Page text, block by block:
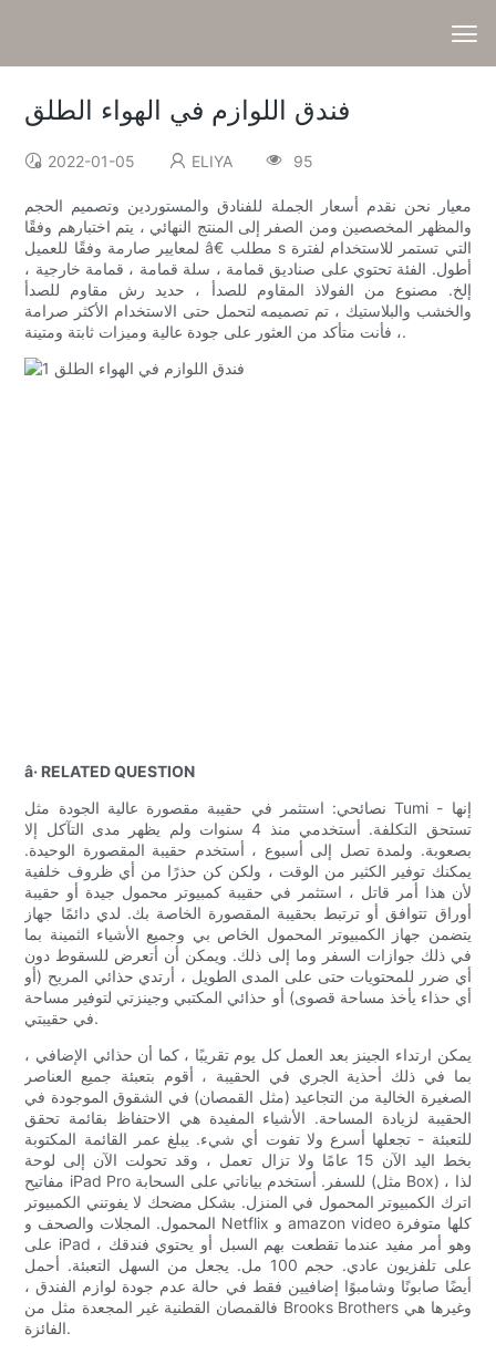
فندق اللوازم في الهواء الطلق
2022-01-05 ELIYA 95
معيار نحن نقدم أسعار الجملة للفنادق والمستوردين وتصميم الحجم
والمظهر المخصصين ومن الصفر إلى المنتج النهائي ، يتم اختبارهم وفقًا
لمعايير صارمة وفقًا للعميل â€ مطلب s التي تستمر للاستخدام لفترة
أطول. الفئة تحتوي على صناديق قمامة ، سلة قمامة ، قمامة خارجية ،
إلخ. مصنوع من الفولاذ المقاوم للصدأ ، حديد رش مقاوم للصدأ
والخشب والبلاستيك ، تم تصميمه لتحمل حتى الاستخدام الأكثر صرامة
، فأنت متأكد من العثور على جودة عالية وميزات ثابتة ومتينة.
â· RELATED QUESTION
نصائحي: استثمر في حقيبة مقصورة عالية الجودة مثل Tumi - إنها
تستحق التكلفة. أستخدمي منذ 4 سنوات ولم يظهر مدى التآكل إلا
بصعوبة. ولمدة تصل إلى أسبوع ، أستخدم حقيبة المقصورة الوحيدة.
يمكنك توفير الكثير من الوقت ، ولكن كن حذرًا من أي ظروف خلفية
لأن هذا أمر قاتل ، استثمر في حقيبة كمبيوتر محمول جيدة أو حقيبة
أوراق تتوافق أو ترتبط بحقيبة المقصورة الخاصة بك. لدي دائمًا جهاز
يتضمن جهاز الكمبيوتر المحمول الخاص بي وجميع الأشياء الثمينة بما
في ذلك جوازات السفر وما إلى ذلك. ويمكن أن أتعرض للسقوط دون
أي ضرر للمحتويات حتى على المدى الطويل ، أرتدي حذائي المريح (أو
أي حذاء يأخذ مساحة قصوى) أو حذائي المكتبي وجينزتي لتوفير مساحة
في حقيبتي.
يمكن ارتداء الجينز بعد العمل كل يوم تقريبًا ، كما أن حذائي الإضافي ،
بما في ذلك أحذية الجري في الحقيبة ، أقوم بتعبئة جميع العناصر
الصغيرة الخالية من التجاعيد (مثل القمصان) في الشقوق الموجودة في
الحقيبة لزيادة المساحة. الأشياء المفيدة هي الاحتفاظ بقائمة تحقق
للتعبئة - تجعلها أسرع ولا تفوت أي شيء. يبلغ عمر القائمة المكتوبة
بخط اليد الآن 15 عامًا ولا تزال تعمل ، وقد تحولت الآن إلى لوحة
مفاتيح iPad Pro للسفر. أستخدم بياناتي على السحابة (مثل Box) ، لذا
اترك الكمبيوتر المحمول في المنزل. بشكل مضحك لا يفوتني الكمبيوتر
المحمول. المجلات والصحف و Netflix و amazon video كلها متوفرة
على iPad ، وهو أمر مفيد عندما تقطعت بهم السبل أو يحتوي فندقك
على تلفزيون عادي. حجم 100 مل. يجعل من السهل التعبئة. أحمل
أيضًا صابونًا وشامبوًا إضافيين فقط في حالة عدم جودة لوازم الفندق ،
فالقمصان القطنية غير المجعدة مثل من Brooks Brothers وغيرها هي
الفائزة.